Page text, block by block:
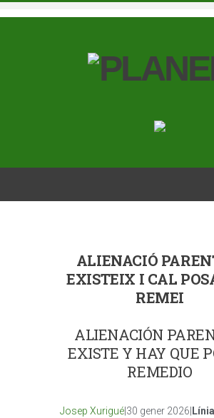
ALIENACIÓ
EXISTEIX I CAL
REMEI
ALIENACIÓN
EXISTE Y HAY QUE
REMEDIO
Josep Xurigué |30 gener 2026| Línia